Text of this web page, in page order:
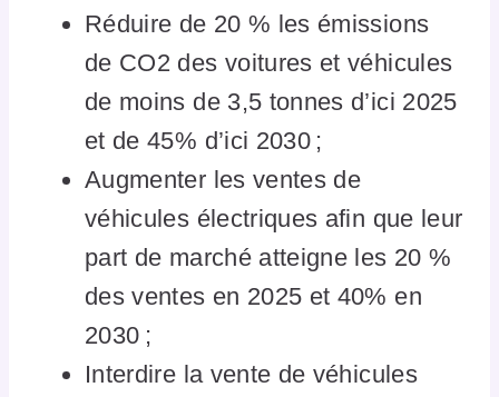
Réduire de 20 % les émissions
de CO2 des voitures et véhicules
de moins de 3,5 tonnes d’ici 2025
et de 45% d’ici 2030 ;
Augmenter les ventes de
véhicules électriques afin que leur
part de marché atteigne les 20 %
des ventes en 2025 et 40% en
2030 ;
Interdire la vente de véhicules